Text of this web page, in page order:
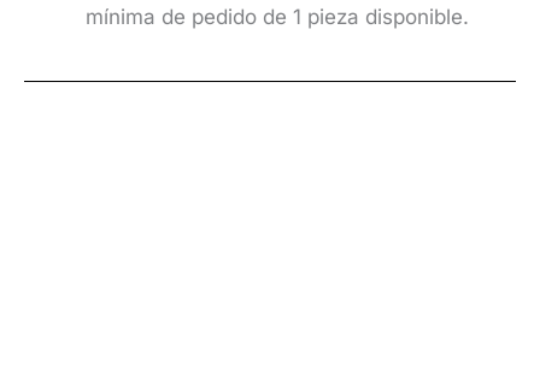
mínima de pedido de 1 pieza disponible.